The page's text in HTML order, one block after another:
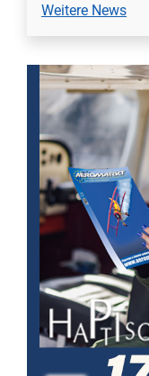
Weitere News